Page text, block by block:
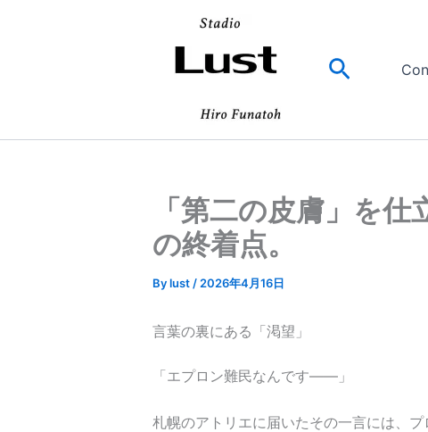
検
「第二の皮膚」を
の終着点。
Bylust / 2026年4月16日
言葉の裏にある「渇望」
「エプロン難民なんです——」
札幌のアトリエに届いたその一言には、